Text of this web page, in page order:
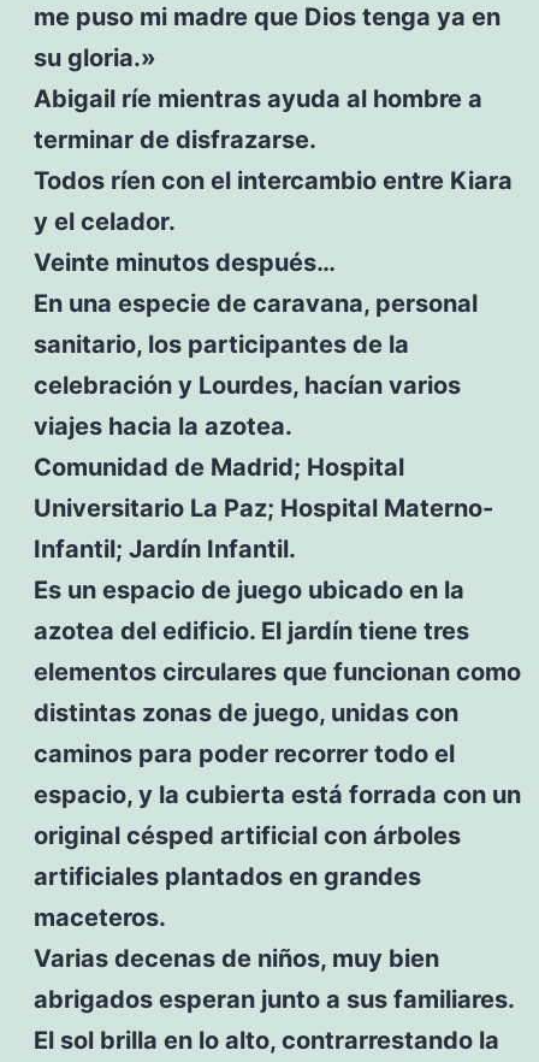
me puso mi madre que Dios tenga ya en
su gloria.»
Abigail ríe mientras ayuda al hombre a
terminar de disfrazarse.
Todos ríen con el intercambio entre Kiara
y el celador.
Veinte minutos después…
En una especie de caravana, personal
sanitario, los participantes de la
celebración y Lourdes, hacían varios
viajes hacia la azotea.
Comunidad de Madrid; Hospital
Universitario La Paz; Hospital Materno-
Infantil; Jardín Infantil.
Es un espacio de juego ubicado en la
azotea del edificio. El jardín tiene tres
elementos circulares que funcionan como
distintas zonas de juego, unidas con
caminos para poder recorrer todo el
espacio, y la cubierta está forrada con un
original césped artificial con árboles
artificiales plantados en grandes
maceteros.
Varias decenas de niños, muy bien
abrigados esperan junto a sus familiares.
El sol brilla en lo alto, contrarrestando la